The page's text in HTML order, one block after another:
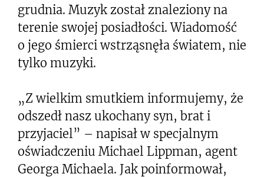
grudnia. Muzyk został znaleziony na
terenie swojej posiadłości. Wiadomość
o jego śmierci wstrząsnęła światem, nie
tylko muzyki.
„Z wielkim smutkiem informujemy, że
odszedł nasz ukochany syn, brat i
przyjaciel” – napisał w specjalnym
oświadczeniu Michael Lippman, agent
Georga Michaela. Jak poinformował,